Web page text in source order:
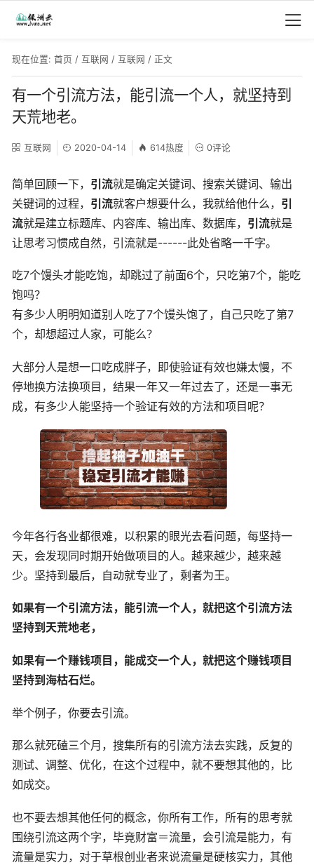
现在位置: 首页 / 互联网 / 互联网 / 正文
有一个引流方法，能引流一个人，就坚持到
天荒地老。
互联网 2020-04-14 614热度 0评论
简单回顾一下， 引流就是确定关键词、搜索关键词、输出
关键词的过程， 引流就客户想要什么，我就给他什么， 引
流就是建立标题库、内容库、输出库、数据库， 引流就是
让思考习惯成自然，引流就是------此处省略一千字。
吃7个馒头才能吃饱，却跳过了前面6个，只吃第7个，能吃
饱吗？
有多少人明明知道别人吃了7个馒头饱了，自己只吃了第7
个，却想超过人家，可能么？
大部分人是想一口吃成胖子，即使验证有效也嫌太慢，不
停地换方法换项目，结果一年又一年过去了，还是一事无
成，有多少人能坚持一个验证有效的方法和项目呢？
今年各行各业都很难，以积累的眼光去看问题，每坚持一
天，会发现同时期开始做项目的人。越来越少，越来越
少。坚持到最后，自动就专业了，剩者为王。
如果有一个引流方法，能引流一个人，就把这个引流方法
坚持到天荒地老，
如果有一个赚钱项目，能成交一个人，就把这个赚钱项目
坚持到海枯石烂。
举个例子，你要去引流。
那么就死磕三个月，搜集所有的引流方法去实践，反复的
测试、调整、优化，在这个过程中，就不要想其他的，比
如成交。
也不要去想其他任何的概念，你所有工作，所有的思考就
围绕引流这两个字，毕竟财富＝流量，会引流是能力，有
流量是实力，对于草根创业者来说流量是硬核实力，其他